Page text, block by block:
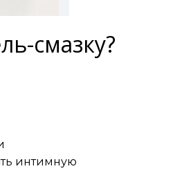
смазку?
интимную